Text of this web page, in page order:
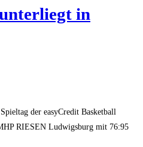
in
der easyCredit Basketball
RIESEN Ludwigsburg mit 76:95